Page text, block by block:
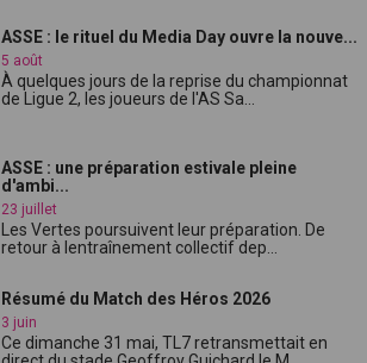
ASSE : le rituel du Media Day ouvre la nouve...
5 août
À quelques jours de la reprise du championnat
de Ligue 2, les joueurs de l'AS Sa...
ASSE : une préparation estivale pleine
d'ambi...
23 juillet
Les Vertes poursuivent leur préparation. De
retour à lentraînement collectif dep...
Résumé du Match des Héros 2026
3 juin
Ce dimanche 31 mai, TL7 retransmettait en